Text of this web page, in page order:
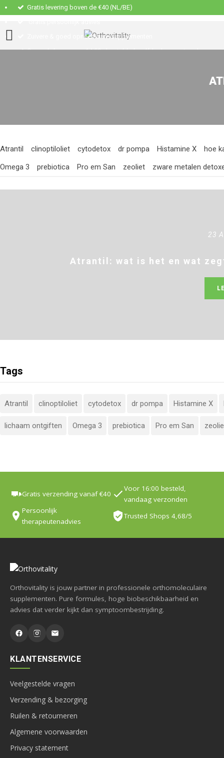
Gratis levering boven de €40 (NL/BE)
Zuivere & goed opneembare supplementen
Op werkdagen voor 14:00u besteld, dezelfde dag verstuurd
Atrantil clinoptiloliet cytodetox dr pompa Histamine X
hoe
Omega 3
prebiotica Pro em San zeoliet zware metalen
23
Atrantil: wat is het en wat
Tags
Atrantil clinoptiloliet cytodetox dr pompa Histamine X
lichaam ontgiften Omega 3 prebiotica Pro em San
Gratis verzending vanaf €40
Voor 16:00 besteld,
vandaag verzonden
Persoonlijk
therapeutenadvies
Trusted Shops 4,68/5
Orthovitality is jouw partner in professionele orthomoleculaire
supplementen. Pure formules, hoge biobeschikbaarheid en
advies dat verder kijkt dan symptoombestrijding.
KLANTENSERVICE
Veelgestelde vragen
Verzending & bezorging
Ruilen & retourneren
Algemene voorwaarden
Privacy statement